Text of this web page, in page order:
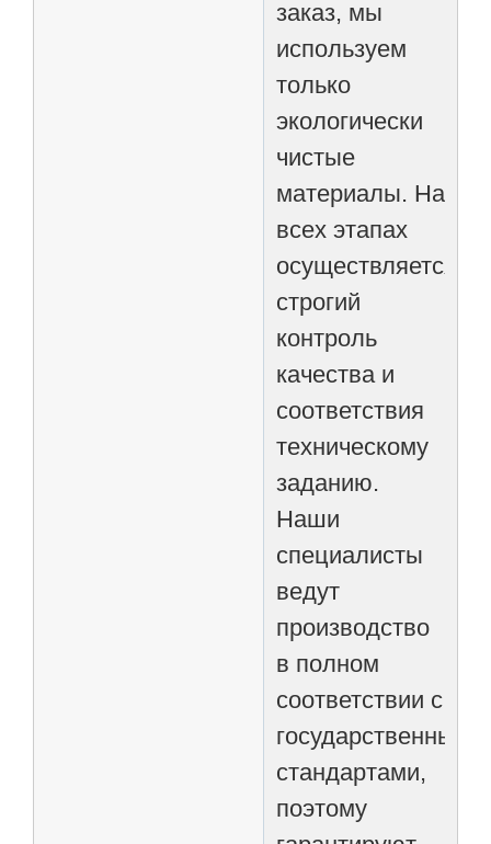
заказ, мы
используем
только
экологически
чистые
материалы. На
всех этапах
осуществляется
строгий
контроль
качества и
соответствия
техническому
заданию.
Наши
специалисты
ведут
производство
в полном
соответствии с
государственными
стандартами,
поэтому